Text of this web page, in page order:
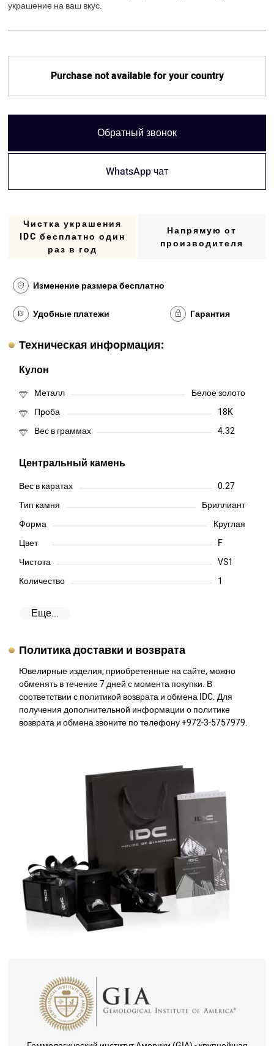
украшение на ваш вкус.
Purchase not available for your country
Обратный звонок
WhatsApp чат
Чистка украшения
IDC бесплатно один
раз в год
Напрямую от
производителя
Изменение размера бесплатно
Удобные платежи Гарантия
Техническая информация:
Кулон
Металл
Белое золото
Проба
18K
Вес в граммах
4.32
Центральный камень
Вес в каратах
0.27
Тип камня
Бриллиант
Форма
Круглая
Цвет
F
Чистота
VS1
Количество
1
Еще...
Политика доставки и возврата
Ювелирные изделия, приобретенные на сайте, можно
обменять в течение 7 дней с момента покупки. В
соответствии с политикой возврата и обмена IDC. Для
получения дополнительной информации о политике
возврата и обмена звоните по телефону +972-3-5757979.